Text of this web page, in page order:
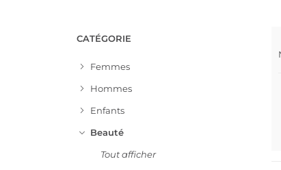
CATÉGORIE
Femmes
Hommes
Enfants
Beauté
Tout afficher